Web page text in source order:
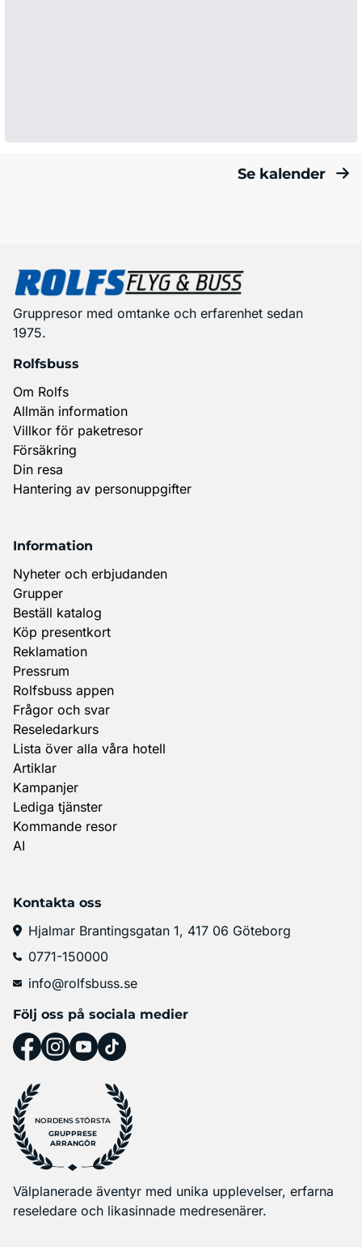
Se kalender
Gruppresor med omtanke och erfarenhet sedan
1975.
Rolfsbuss
Om Rolfs
Allmän information
Villkor för paketresor
Försäkring
Din resa
Hantering av personuppgifter
Information
Nyheter och erbjudanden
Grupper
Beställ katalog
Köp presentkort
Reklamation
Pressrum
Rolfsbuss appen
Frågor och svar
Reseledarkurs
Lista över alla våra hotell
Artiklar
Kampanjer
Lediga tjänster
Kommande resor
AI
Kontakta oss
Hjalmar Brantingsgatan 1, 417 06 Göteborg
0771-150000
info@rolfsbuss.se
Följ oss på sociala medier
NORDENS STÖRSTA
GRUPPRESE
ARRANGÖR
Välplanerade äventyr med unika upplevelser, erfarna
reseledare och likasinnade medresenärer.